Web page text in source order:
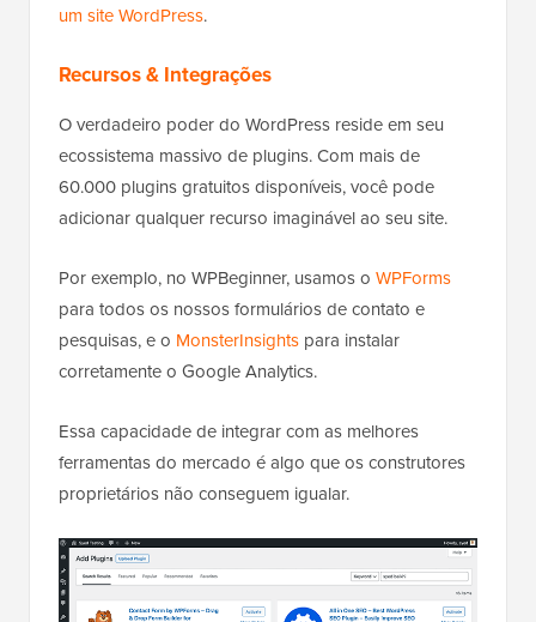
um site WordPress.
Recursos & Integrações
O verdadeiro poder do WordPress reside em seu
ecossistema massivo de plugins. Com mais de
60.000 plugins gratuitos disponíveis, você pode
adicionar qualquer recurso imaginável ao seu site.
Por exemplo, no WPBeginner, usamos o WPForms
para todos os nossos formulários de contato e
pesquisas, e o MonsterInsights para instalar
corretamente o Google Analytics.
Essa capacidade de integrar com as melhores
ferramentas do mercado é algo que os construtores
proprietários não conseguem igualar.